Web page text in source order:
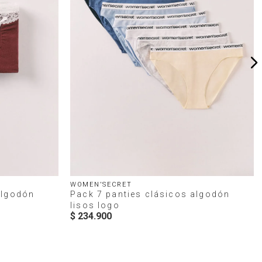
WOMEN'SECRET
Pack 7 panties clásicos algodón
lisos logo
$ 234.900